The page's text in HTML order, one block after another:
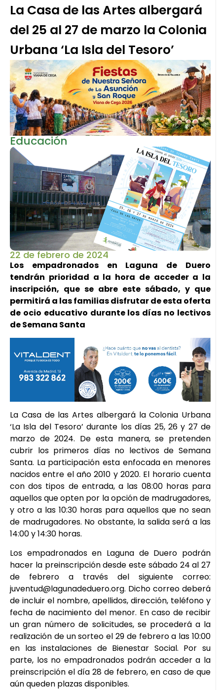
La Casa de las Artes albergará
del 25 al 27 de marzo la Colonia
Urbana ‘La Isla del Tesoro’
Educación
22 de febrero de 2024
Los empadronados en Laguna de Duero
tendrán prioridad a la hora de acceder a la
inscripción, que se abre este sábado, y que
permitirá a las familias disfrutar de esta oferta
de ocio educativo durante los días no lectivos
de Semana Santa
La Casa de las Artes albergará la Colonia Urbana
‘La Isla del Tesoro’ durante los días 25, 26 y 27 de
marzo de 2024. De esta manera, se pretenden
cubrir los primeros días no lectivos de Semana
Santa. La participación esta enfocada en menores
nacidos entre el año 2010 y 2020. El horario cuenta
con dos tipos de entrada, a las 08:00 horas para
aquellos que opten por la opción de madrugadores,
y otro a las 10:30 horas para aquellos que no sean
de madrugadores. No obstante, la salida será a las
14:00 y 14:30 horas.
Los empadronados en Laguna de Duero podrán
hacer la preinscripción desde este sábado 24 al 27
de febrero a través del siguiente correo:
juventud@lagunadeduero.org. Dicho correo deberá
de incluir el nombre, apellidos, dirección, teléfono y
fecha de nacimiento del menor. En caso de recibir
un gran número de solicitudes, se procederá a la
realización de un sorteo el 29 de febrero a las 10:00
en las instalaciones de Bienestar Social. Por su
parte, los no empadronados podrán acceder a la
preinscripción el día 28 de febrero, en caso de que
aún queden plazas disponibles.